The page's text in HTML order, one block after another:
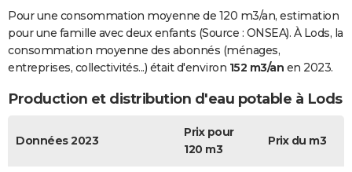
Pour une consommation moyenne de 120 m3/an, estimation
pour une famille avec deux enfants (Source : ONSEA). À Lods, la
consommation moyenne des abonnés (ménages,
entreprises, collectivités...) était d'environ 152 m3/an en 2023.
Production et distribution d'eau potable à Lods
Données 2023
Prix pour
120 m3
Prix du m3